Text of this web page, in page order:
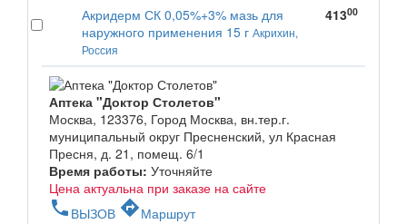
Акридерм СК 0,05%+3% мазь для
наружного применения 15 г Акрихин,
Россия
41300
Аптека "Доктор Столетов"
Москва, 123376, Город Москва, вн.тер.г.
муниципальный округ Пресненский, ул Красная
Пресня, д. 21, помещ. 6/1
Время работы: Уточняйте
Цена актуальна при заказе на сайте
phone ВЫЗОВ directionsМаршрут